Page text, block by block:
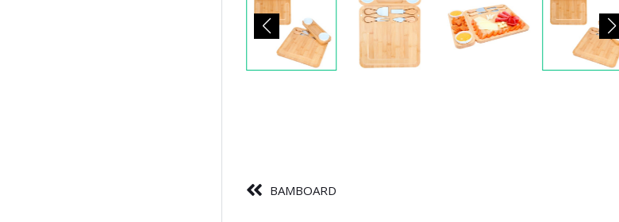
BAMBOARD